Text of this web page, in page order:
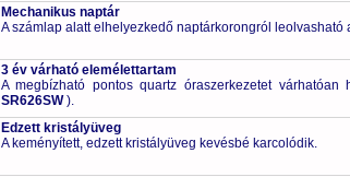
Mechanikus naptár
A számlap alatt elhelyezkedő naptárkorongról leolvasható
3 év várható elemélettartam
A megbízható pontos quartz óraszerkezetet
SR626SW).
Edzett kristályüveg
A keményített, edzett kristályüveg kevésbé karcolódik.